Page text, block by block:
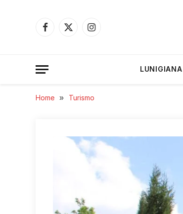
Facebook
X
Instagram
LUNIGIANA
Home » Turismo